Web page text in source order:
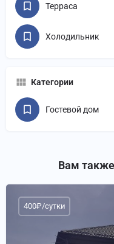
Терраса
Холодильник
Категории
Гостевой дом
Вам
400₽/сутки